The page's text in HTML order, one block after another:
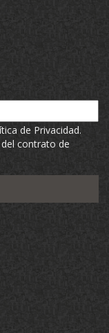
de Privacidad.
contrato de